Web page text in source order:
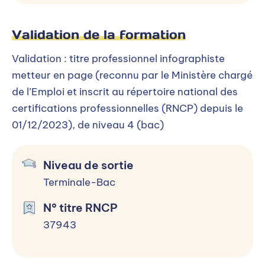
Validation de la formation
Validation : titre professionnel infographiste
metteur en page (reconnu par le Ministère chargé
de l’Emploi et inscrit au répertoire national des
certifications professionnelles (RNCP) depuis le
01/12/2023), de niveau 4 (bac)
Niveau de sortie
Terminale-Bac
N° titre RNCP
37943
Sélectionner un niveau d’entrée
Terminale-Bac
Terminale-Bac
Rentrée :Printemps & Automne
Frais de dossier :
Déroulement de l’admission
1- Entretien individuel ou collectif 2- Test